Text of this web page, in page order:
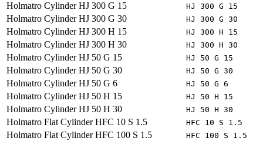
Holmatro Cylinder HJ 300 G 15 HJ 300 G 15
Holmatro Cylinder HJ 300 G 30 HJ 300 G 30
Holmatro Cylinder HJ 300 H 15 HJ 300 H 15
Holmatro Cylinder HJ 300 H 30 HJ 300 H 30
Holmatro Cylinder HJ 50 G 15 HJ 50 G 15
Holmatro Cylinder HJ 50 G 30 HJ 50 G 30
Holmatro Cylinder HJ 50 G 6 HJ 50 G 6
Holmatro Cylinder HJ 50 H 15 HJ 50 H 15
Holmatro Cylinder HJ 50 H 30 HJ 50 H 30
Holmatro Flat Cylinder HFC 10 S 1.5 HFC 10 S 1.5
Holmatro Flat Cylinder HFC 100 S 1.5 HFC 100 S 1.5